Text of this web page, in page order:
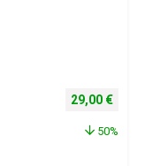
Izvorna
29,00 €
50%